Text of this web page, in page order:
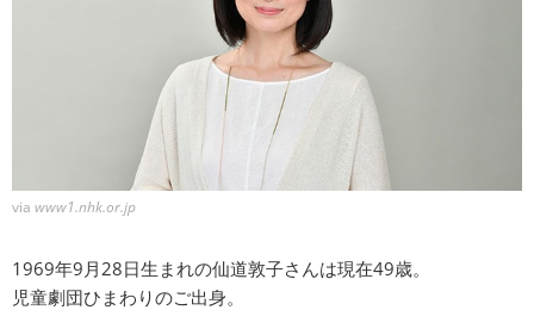
via www1.nhk.or.jp
1969年9月28日生まれの仙道敦子さんは現在49歳。
児童劇団ひまわりのご出身。